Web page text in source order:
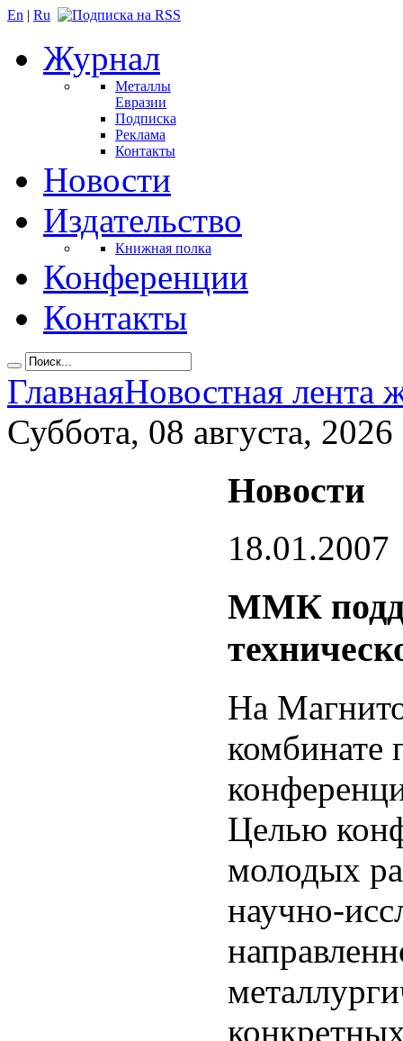
En | Ru
Журнал
Металлы
Евразии
Подписка
Реклама
Контакты
Новости
Издательство
Книжная полка
Конференции
Контакты
ГлавнаяНовостная лента
Суббота, 08 августа, 2026
Новости
18.01.2007
ММК
На
комбинате
Целью
молодых
научно-